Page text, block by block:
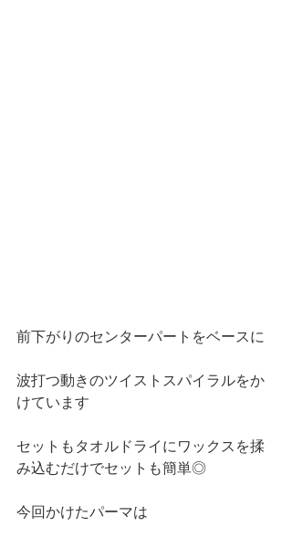
前下がりのセンターパートをベースに
波打つ動きのツイストスパイラルをか
けています
セットもタオルドライにワックスを揉
み込むだけでセットも簡単◎
今回かけたパーマは